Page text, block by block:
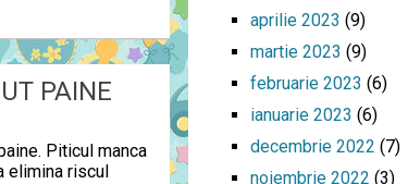
PAINE
Piticul manca
elimina riscul
aprilie 2023 (9)
martie 2023 (9)
februarie 2023 (6)
ianuarie 2023 (6)
decembrie 2022 (7)
noiembrie 2022 (3)